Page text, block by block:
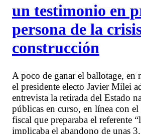
un testimonio en
persona de la
construcción
A poco de ganar el ballotage, en
el presidente electo Javier Milei
entrevista la retirada del Estado
públicas en curso, en línea con el
fiscal que preparaba el referente
implicaba el abandono de unas